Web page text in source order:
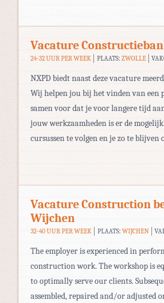
Vacature
24-32 UUR PER WEEK PLAATS: ZWOLLE
NXPD biedt naast deze vacature
Wij helpen jou bij het vinden van een
samen voor dat je voor langere tijd
jouw werkzaamheden is er de
cursussen te volgen en je zo te
Vacature Construction
Wijchen
32-40 UUR PER WEEK PLAATS: WIJCHEN
The employer is experienced in
construction work. The workshop is
to optimally serve our clients.
assembled, repaired and/or adjusted